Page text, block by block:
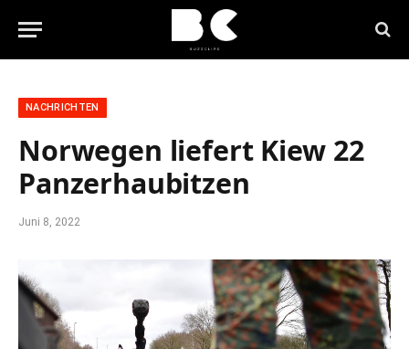
NACHRICHTEN
Norwegen liefert Kiew 22
Panzerhaubitzen
Juni 8, 2022